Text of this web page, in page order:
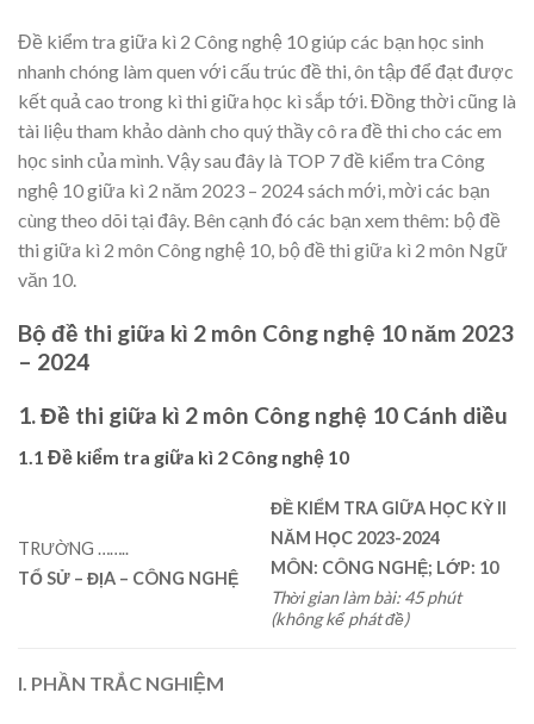
Đề kiểm tra giữa kì 2 Công nghệ 10 giúp các bạn học sinh
nhanh chóng làm quen với cấu trúc đề thi, ôn tập để đạt được
kết quả cao trong kì thi giữa học kì sắp tới. Đồng thời cũng là
tài liệu tham khảo dành cho quý thầy cô ra đề thi cho các em
học sinh của mình. Vậy sau đây là TOP 7 đề kiểm tra Công
nghệ 10 giữa kì 2 năm 2023 – 2024 sách mới, mời các bạn
cùng theo dõi tại đây. Bên cạnh đó các bạn xem thêm: bộ đề
thi giữa kì 2 môn Công nghệ 10, bộ đề thi giữa kì 2 môn Ngữ
văn 10.
Bộ đề thi giữa kì 2 môn Công nghệ 10 năm 2023
– 2024
1. Đề thi giữa kì 2 môn Công nghệ 10 Cánh diều
1.1 Đề kiểm tra giữa kì 2 Công nghệ 10
TRƯỜNG ……..
TỔ SỬ – ĐỊA – CÔNG NGHỆ
ĐỀ KIỂM TRA GIỮA HỌC KỲ II
NĂM HỌC 2023-2024
MÔN: CÔNG NGHỆ; LỚP: 10
Thời gian làm bài: 45 phút
(không kể phát đề)
I. PHẦN TRẮC NGHIỆM